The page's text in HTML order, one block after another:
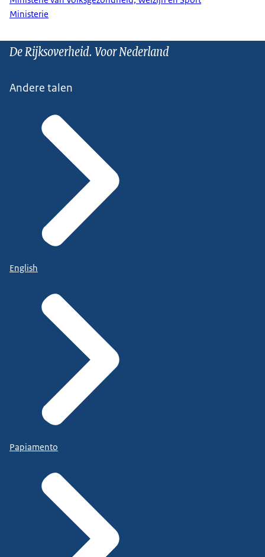
Ministerie
De Rijksoverheid. Voor Nederland
Andere talen
English
Papiamento